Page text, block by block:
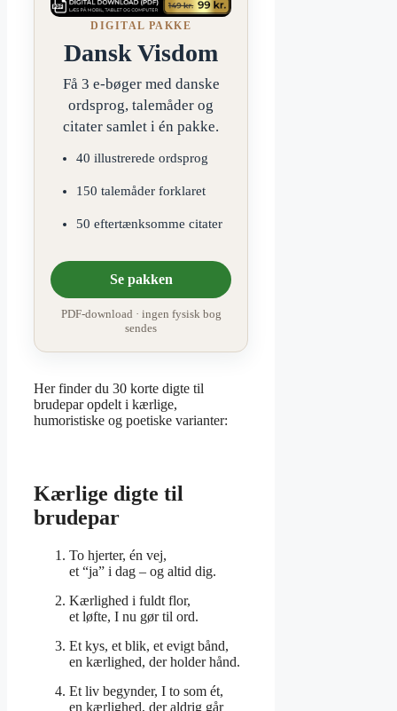
DIGITAL PAKKE
Dansk Visdom
Få 3 e-bøger med danske
ordsprog, talemåder og
citater samlet i én pakke.
40 illustrerede ordsprog
150 talemåder forklaret
50 eftertænksomme citater
Se pakken
PDF-download · ingen fysisk bog
sendes
Her finder du 30 korte digte til
brudepar opdelt i kærlige,
humoristiske og poetiske varianter:
Kærlige digte til
brudepar
To hjerter, én vej,
et “ja” i dag – og altid dig.
Kærlighed i fuldt flor,
et løfte, I nu gør til ord.
Et kys, et blik, et evigt bånd,
en kærlighed, der holder hånd.
Et liv begynder, I to som ét,
en kærlighed, der aldrig går